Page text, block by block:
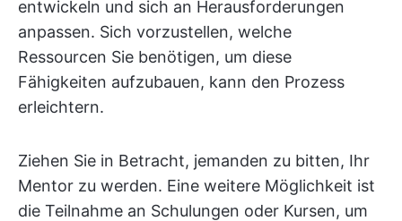
entwickeln und sich an Herausforderungen
anpassen. Sich vorzustellen, welche
Ressourcen Sie benötigen, um diese
Fähigkeiten aufzubauen, kann den Prozess
erleichtern.
Ziehen Sie in Betracht, jemanden zu bitten, Ihr
Mentor zu werden. Eine weitere Möglichkeit ist
die Teilnahme an Schulungen oder Kursen, um